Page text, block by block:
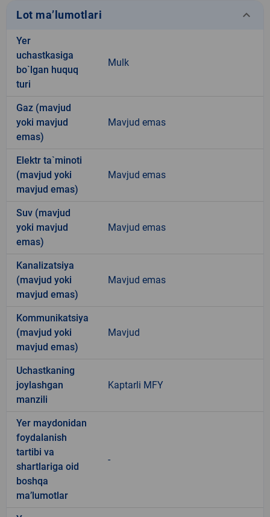
Lot ma’lumotlari keyboard_arrow_down
Yer
uchastkasiga
bo`lgan huquq
turi
Mulk
Gaz (mavjud
yoki mavjud
emas)
Mavjud emas
Elektr ta`minoti
(mavjud yoki
mavjud emas)
Mavjud emas
Suv (mavjud
yoki mavjud
emas)
Mavjud emas
Kanalizatsiya
(mavjud yoki
mavjud emas)
Mavjud emas
Kommunikatsiya
(mavjud yoki
mavjud emas)
Mavjud
Uchastkaning
joylashgan
manzili
Kaptarli MFY
Yer maydonidan
foydalanish
tartibi va
shartlariga oid
boshqa
ma’lumotlar
-